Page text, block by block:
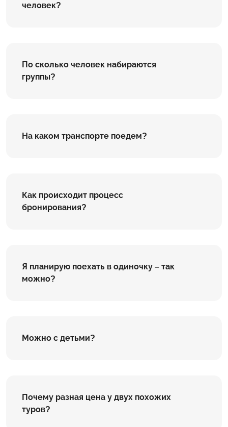
человек?
По сколько человек набираются
группы?
На каком транспорте поедем?
Как происходит процесс
бронирования?
Я планирую поехать в одиночку – так
можно?
Можно с детьми?
Почему разная цена у двух похожих
туров?